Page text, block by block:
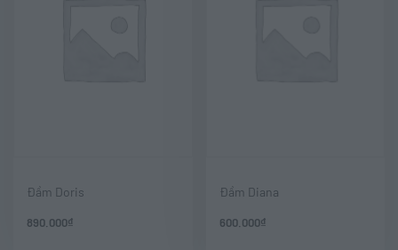
Đầm Doris
890.000₫
Đầm Diana
600.000₫